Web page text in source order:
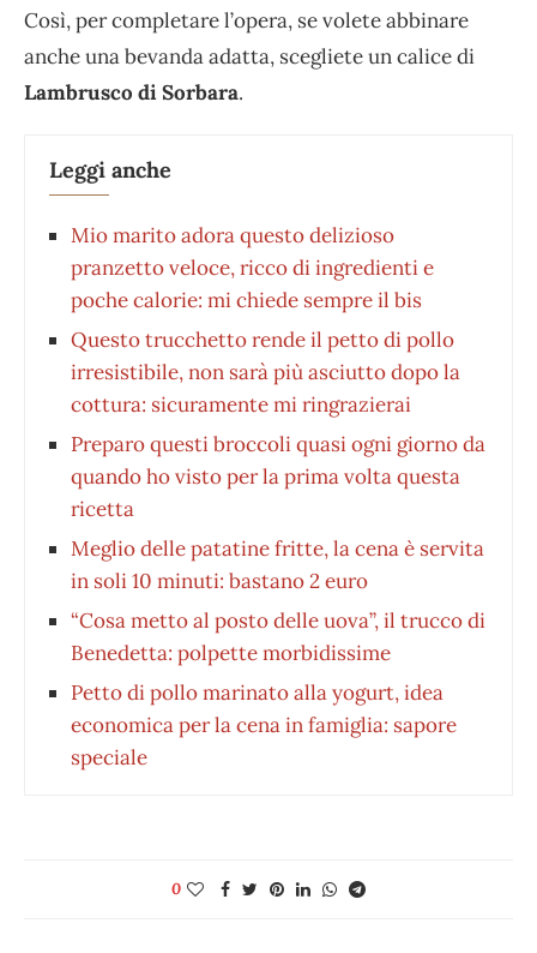
Così, per completare l’opera, se volete abbinare
anche una bevanda adatta, scegliete un calice di
Lambrusco di Sorbara.
Leggi anche
Mio marito adora questo delizioso
pranzetto veloce, ricco di ingredienti e
poche calorie: mi chiede sempre il bis
Questo trucchetto rende il petto di pollo
irresistibile, non sarà più asciutto dopo la
cottura: sicuramente mi ringrazierai
Preparo questi broccoli quasi ogni giorno da
quando ho visto per la prima volta questa
ricetta
Meglio delle patatine fritte, la cena è servita
in soli 10 minuti: bastano 2 euro
“Cosa metto al posto delle uova”, il trucco di
Benedetta: polpette morbidissime
Petto di pollo marinato alla yogurt, idea
economica per la cena in famiglia: sapore
speciale
0